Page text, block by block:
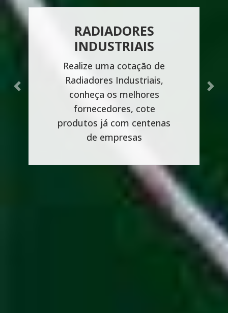
RADIADORES
INDUSTRIAIS
Realize uma cotação de
Radiadores Industriais,
conheça os melhores
fornecedores, cote
produtos já com centenas
de empresas
Previous Next